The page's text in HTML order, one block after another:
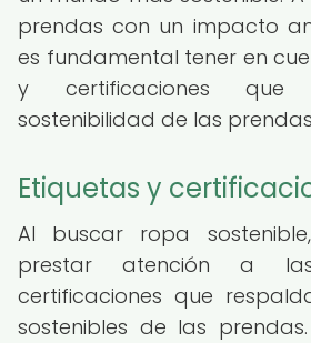
prendas con un impacto
es fundamental tener en
y certificaciones que
sostenibilidad de las
Etiquetas y
Al buscar ropa
prestar atención a
certificaciones que
sostenibles de las